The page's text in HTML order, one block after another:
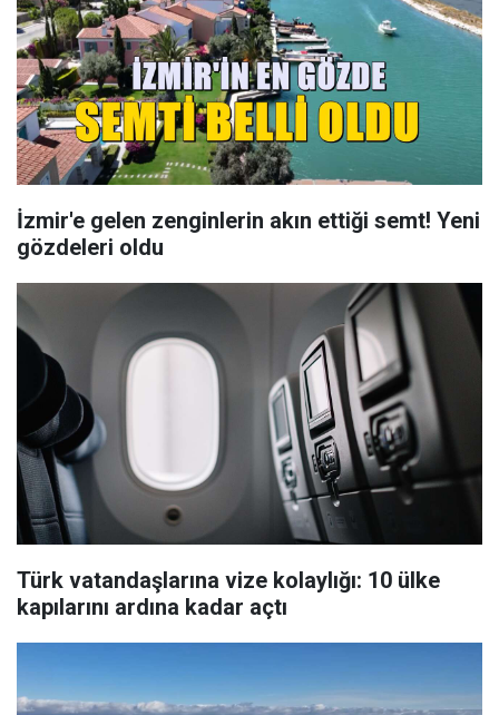
İzmir'e gelen zenginlerin akın ettiği semt! Yeni
gözdeleri oldu
Türk vatandaşlarına vize kolaylığı: 10 ülke
kapılarını ardına kadar açtı